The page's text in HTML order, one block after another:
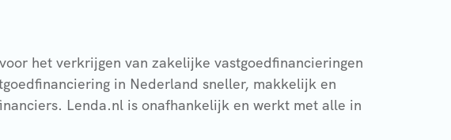
het verkrijgen van zakelijke vastgoedfinancieringen
in Nederland sneller, makkelijk en
Lenda.nl is onafhankelijk en werkt met alle in